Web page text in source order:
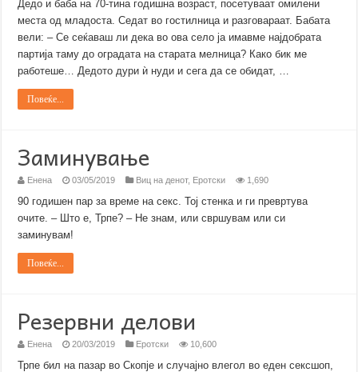
Дедо и баба на 70-тина годишна возраст, посетуваат омилени
места од младоста. Седат во гостилница и разговараат. Бабата
вели: – Се сеќаваш ли дека во ова село ја имавме најдобрата
партија таму до оградата на старата мелница? Како бик ме
работеше… Дедото дури ѝ нуди и сега да се обидат, …
Повеќе...
Заминување
Енена 03/05/2019 Виц на денот, Еротски 1,690
90 годишен пар за време на секс. Тој стенка и ги превртува
очите. – Што е, Трпе? – Не знам, или свршувам или си
заминувам!
Повеќе...
Резервни делови
Енена 20/03/2019 Еротски 10,600
Трпе бил на пазар во Скопје и случајно влегол во еден сексшоп,